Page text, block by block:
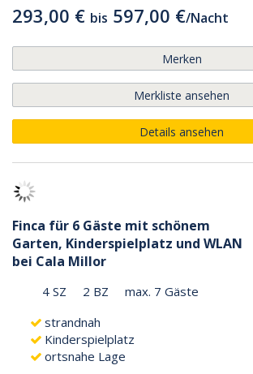
293,00 € bis 597,00 €/Nacht
Merken
Merkliste ansehen
Details ansehen
Finca für 6 Gäste mit schönem
Garten, Kinderspielplatz und WLAN
bei Cala Millor
4 SZ 2 BZ max. 7 Gäste
strandnah
Kinderspielplatz
ortsnahe Lage